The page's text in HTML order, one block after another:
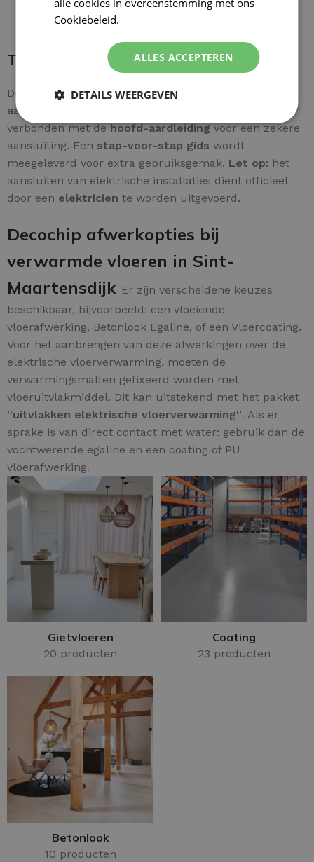
Thermostaat installeren
De bedrading is zonder problemen aan te sluiten. De
aardingsdraad van de mat
verbonden met dehoofd-aardleidingvoor een zekere
aansluiting. Een stap-voor-stap gids wordt
meegeleverd voor extra gebruiksgemak. Let op: het
aansluiten van elektrische installaties dient officieel
door een elektricien te worden uitgevoerd.
Decochip afwerkopties bij
verwarmde vloeren in Sint-
Maartensdijk Er zijn verscheidene keuzes
beschikbaar, bijvoorbeeld: een vloeiende
vloerafwerking, Betonlook Egaline, of een Vloercoating.
Voor het aanbrengen van deze afwerkingen over de
elektrische vloerverwarming, moeten de
verwarmingsmatten gefixeerd worden met
vloeruitvlakmiddel. Dit kan uitstekend met het pakket
''uitvlakken elektrische vloerverwarming''. Als er
sprake is van direct contact met water: gebruik dan de
vochtwerende egaline en een coating of PU
vloerafwerking.
Gietvloeren
20 producten
Coating
23 producten
Betonlook
10 producten
alle cookies in overeenstemming met ons
Cookiebeleid.
ALLES ACCEPTEREN
DETAILS WEERGEVEN